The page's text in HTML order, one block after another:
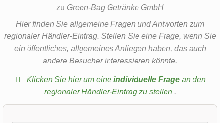
zu Green-Bag Getränke GmbH
Hier finden Sie allgemeine Fragen und Antworten zum
regionaler Händler-Eintrag. Stellen Sie eine Frage, wenn Sie
ein öffentliches, allgemeines Anliegen haben, das auch
andere Besucher interessieren könnte.
Klicken Sie hier um eine individuelle Fragean den
regionaler Händler-Eintrag zu stellen .